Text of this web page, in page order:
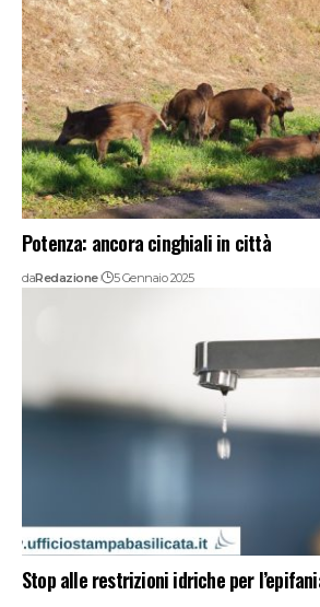
Potenza: ancora cinghiali in città
daRedazione 5 Gennaio 2025
Stop alle restrizioni idriche per